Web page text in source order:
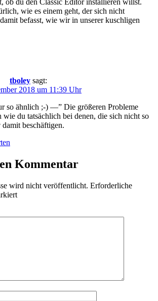
ob du den Classic Editor installieren willst.
wie es einem geht, der sich nicht
befasst, wie wir in unserer kuschligen
tboley sagt:
2018 um 11:39 Uhr
so ähnlich ;-) —” Die größeren Probleme
wie du tatsächlich bei denen, die sich nicht so
damit beschäftigen.
Kommentar
wird nicht veröffentlicht. Erforderliche